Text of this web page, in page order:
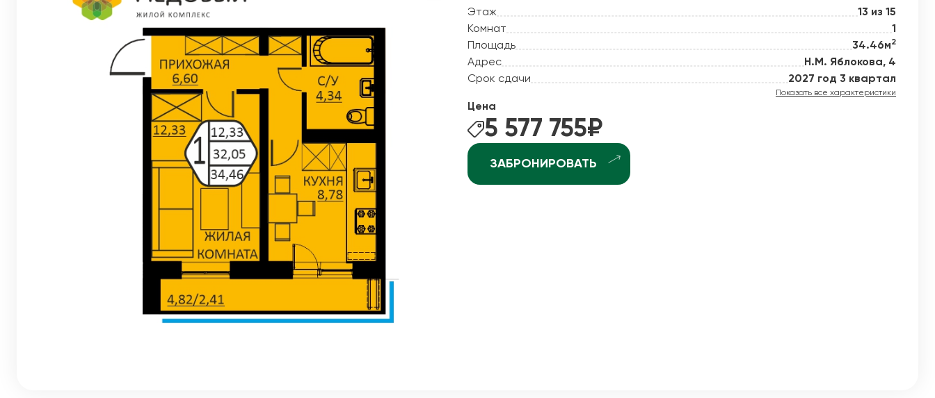
Евро 3-комнатные квартиры
Евро 4-комнатные квартиры
Квартиры в Верхней Курье
Квартиры в Кондратово
Квартиры на Вышка-2
Квартиры в Орджоникидзевском р-не (КамГЭС)
Рассрочка
Отдай старое - построй новое
Ипотека +
Этаж
13 из 15
Комнат
1
Площадь
34.46м2
Адрес
Н.М. Яблокова, 4
Срок сдачи
2027 год 3 квартал
Показать все характеристики
Цена
5 577 755₽
ЗАБРОНИРОВАТЬ